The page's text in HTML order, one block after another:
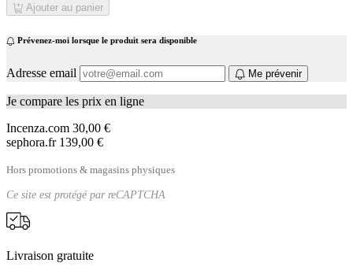
Ajouter au panier
Prévenez-moi lorsque le produit sera disponible
Adresse email Me prévenir
Je compare les prix en ligne
Incenza.com 30,00 €
sephora.fr 139,00 €
Hors promotions & magasins physiques
Ce site est protégé parreCAPTCHA
Livraison gratuite